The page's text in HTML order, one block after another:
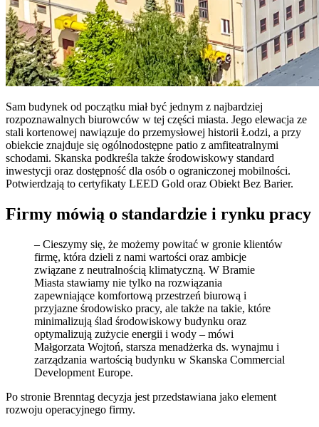
Sam budynek od początku miał być jednym z najbardziej
rozpoznawalnych biurowców w tej części miasta. Jego elewacja ze
stali kortenowej nawiązuje do przemysłowej historii Łodzi, a przy
obiekcie znajduje się ogólnodostępne patio z amfiteatralnymi
schodami. Skanska podkreśla także środowiskowy standard
inwestycji oraz dostępność dla osób o ograniczonej mobilności.
Potwierdzają to certyfikaty LEED Gold oraz Obiekt Bez Barier.
Firmy mówią o standardzie i rynku pracy
– Cieszymy się, że możemy powitać w gronie klientów
firmę, która dzieli z nami wartości oraz ambicje
związane z neutralnością klimatyczną. W Bramie
Miasta stawiamy nie tylko na rozwiązania
zapewniające komfortową przestrzeń biurową i
przyjazne środowisko pracy, ale także na takie, które
minimalizują ślad środowiskowy budynku oraz
optymalizują zużycie energii i wody – mówi
Małgorzata Wojtoń, starsza menadżerka ds. wynajmu i
zarządzania wartością budynku w Skanska Commercial
Development Europe.
Po stronie Brenntag decyzja jest przedstawiana jako element
rozwoju operacyjnego firmy.